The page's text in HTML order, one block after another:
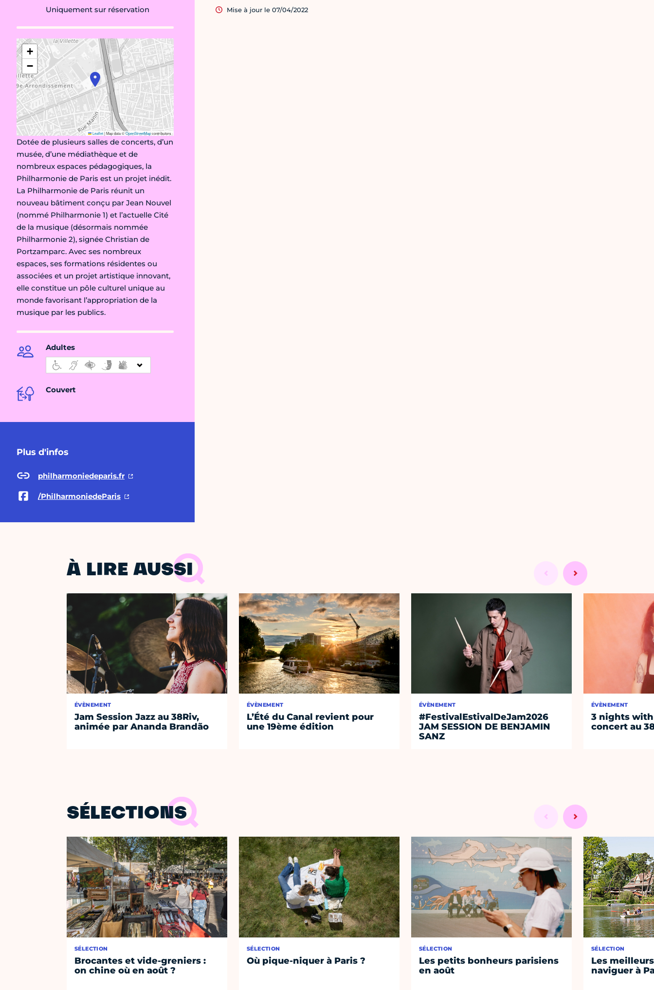
Uniquement sur réservation
+
−
Leaflet|Map data ©OpenStreetMapcontributors
Dotée de plusieurs salles de concerts, d’un
musée, d’une médiathèque et de
nombreux espaces pédagogiques, la
Philharmonie de Paris est un projet inédit.
La Philharmonie de Paris réunit un
nouveau bâtiment conçu par Jean Nouvel
(nommé Philharmonie 1) et l’actuelle Cité
de la musique (désormais nommée
Philharmonie 2), signée Christian de
Portzamparc. Avec ses nombreux
espaces, ses formations résidentes ou
associées et un projet artistique innovant,
elle constitue un pôle culturel unique au
monde favorisant l’appropriation de la
musique par les publics.
Adultes
Couvert
Plus d'infos
philharmoniedeparis.fr
/PhilharmoniedeParis
Mise à jour le 07/04/2022
À LIRE AUSSI
ÉVÈNEMENT
Jam Session Jazz au 38Riv,
animée par Ananda Brandão
ÉVÈNEMENT
L’Été du Canal revient pour
une 19ème édition
ÉVÈNEMENT
#FestivalEstivalDeJam2026
JAM SESSION DE BENJAMIN
SANZ
ÉVÈNEMENT
3 nights with
concert au
SÉLECTIONS
SÉLECTION
Brocantes et vide-greniers :
on chine où en août ?
SÉLECTION
Où pique-niquer à Paris ?
SÉLECTION
Les petits bonheurs parisiens
en août
SÉLECTION
Les
naviguer à